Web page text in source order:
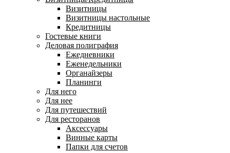
Визитницы
Визитницы настольные
Кредитницы
Гостевые книги
Деловая полиграфия
Ежедневники
Еженедельники
Органайзеры
Планинги
Для него
Для нее
Для путешествий
Для ресторанов
Аксессуары
Винные карты
Папки для счетов